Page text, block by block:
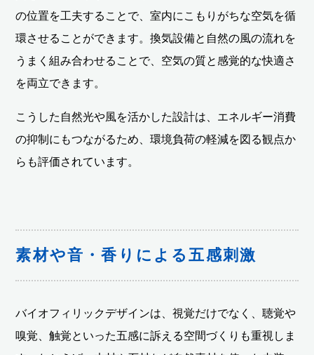
の位置を工夫することで、室内にこもりがちな空気を循
環させることができます。換気設備と自然の風の流れを
うまく組み合わせることで、空気の質と感覚的な快適さ
を両立できます。
こうした自然光や風を活かした設計は、エネルギー消費
の抑制にもつながるため、環境負荷の軽減を図る観点か
らも評価されています。
素材や音・香りによる五感刺激
バイオフィリックデザインは、視覚だけでなく、聴覚や
嗅覚、触覚といった五感に訴える空間づくりも重視しま